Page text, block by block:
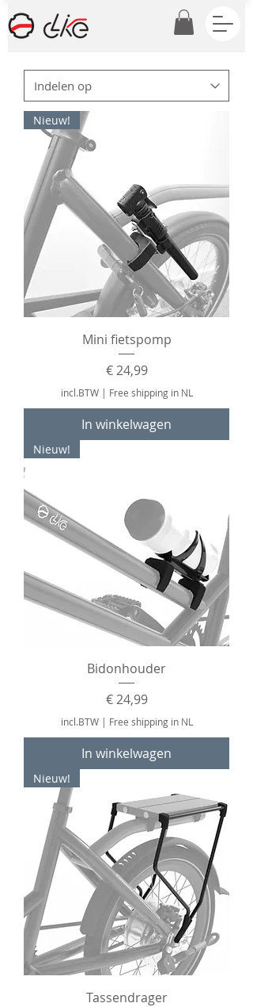
Nieuw!
Mini fietspomp
Prijs
€ 24,99
incl.BTW | Free shipping in NL
In winkelwagen
Nieuw!
Bidonhouder
Prijs
€ 24,99
incl.BTW | Free shipping in NL
In winkelwagen
Nieuw!
Tassendrager